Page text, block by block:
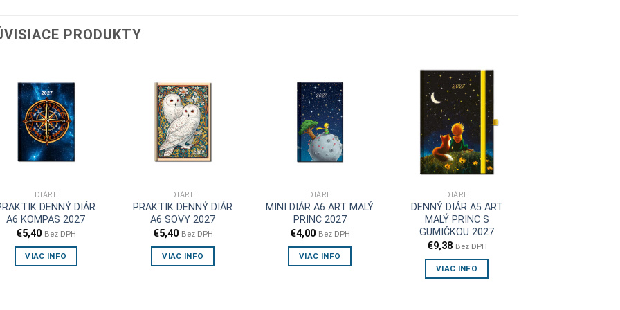
PRODUKTY
DIÁRE
DENNÝ DIÁR
A6 KOMPAS 2027
€5,40 Bez DPH
VIAC INFO
DIÁRE
PRAKTIK DENNÝ DIÁR
A6 SOVY 2027
€5,40 Bez DPH
VIAC INFO
DIÁRE
MINI DIÁR A6 ART MALÝ
PRINC 2027
€4,00 Bez DPH
VIAC INFO
DIÁRE
DENNÝ DIÁR A5 ART
MALÝ PRINC S
GUMIČKOU 2027
€9,38 Bez DPH
VIAC INFO